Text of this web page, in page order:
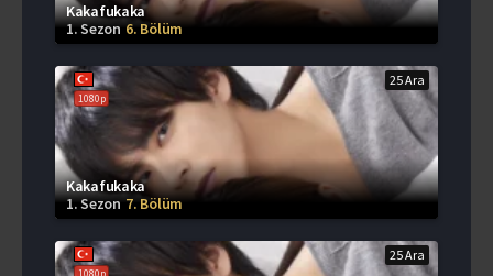
Kakafukaka
1. Sezon6. Bölüm
1080p
25 Ara
Kakafukaka
1. Sezon7. Bölüm
25 Ara